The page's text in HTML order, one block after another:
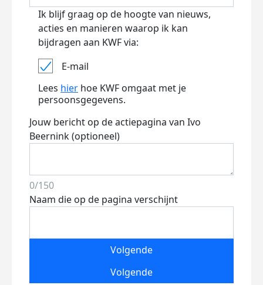
Ik blijf graag op de hoogte van nieuws,
acties en manieren waarop ik kan
bijdragen aan KWF via:
E-mail
Lees hier hoe KWF omgaat met je
persoonsgegevens.
Jouw bericht op de actiepagina van Ivo
Beernink (optioneel)
0/150
Naam die op de pagina verschijnt
Volgende
Volgende